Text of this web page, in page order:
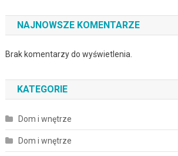
NAJNOWSZE KOMENTARZE
Brak komentarzy do wyświetlenia.
KATEGORIE
Dom i wnętrze
Dom i wnętrze